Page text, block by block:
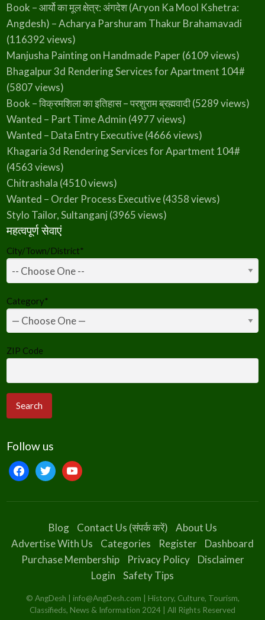
Book – आर्यो का मूल क्षेत्र: अंगदेश (Aryon Ka Mool Kshetra:
Angdesh) – Acharya Parshuram Thakur Brahamavadi
(116392 views)
Manjusha Painting on Handmade Paper(6109 views)
Bhagalpur 3d Rendering Services for Apartment 104#
(5807 views)
Book – विक्रमशिला का इतिहास – परशुराम ब्रह्मवादी(5289 views)
Wanted – Part Time Admin (4977 views)
Wanted – Data Entry Executive(4666 views)
Khagaria 3d Rendering Services for Apartment 104#
(4563 views)
Chitrashala (4510 views)
Wanted – Order Process Executive(4358 views)
Stylo Tailor, Sultanganj (3965 views)
महत्वपूर्ण सेवाएं
City/Town/District*
Category*
ZIP Code
Follow us
facebooktwitteryoutube
Blog Contact Us (संपर्क करें)
About Us
Advertise With Us
Categories Register
Dashboard
Purchase Membership
Privacy Policy
Disclaimer
Login
Safety Tips
© AngDesh | info@AngDesh.com | History, Culture, Tourism,
Classifieds, News & Information 2024 | All Rights Reserved